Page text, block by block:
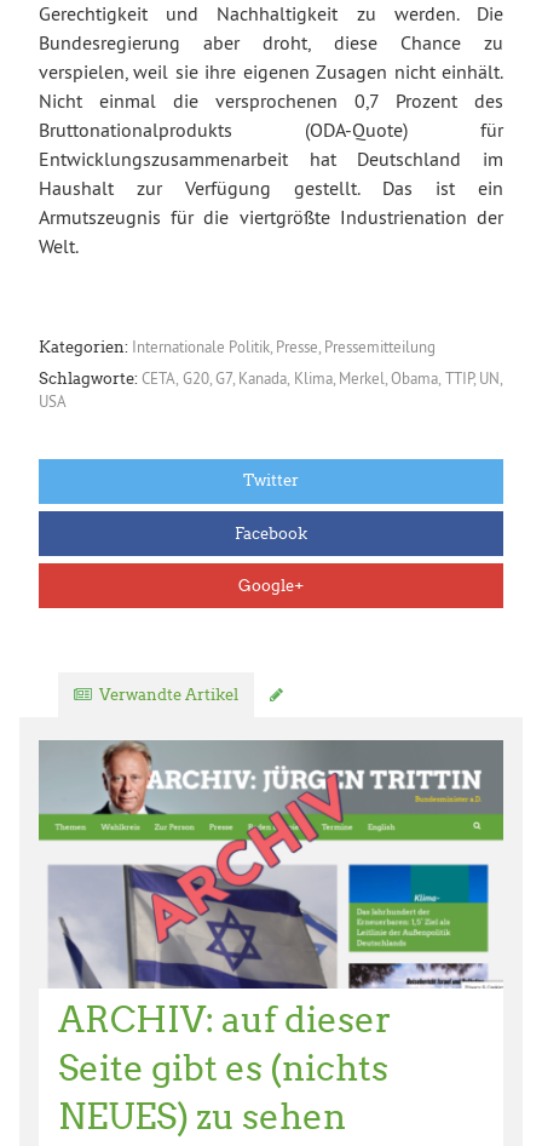
Gerechtigkeit und Nachhaltigkeit zu werden. Die
Bundesregierung aber droht, diese Chance zu
verspielen, weil sie ihre eigenen Zusagen nicht einhält.
Nicht einmal die versprochenen 0,7 Prozent des
Bruttonationalprodukts (ODA-Quote) für
Entwicklungszusammenarbeit hat Deutschland im
Haushalt zur Verfügung gestellt. Das ist ein
Armutszeugnis für die viertgrößte Industrienation der
Welt.
Kategorien: Internationale Politik, Presse, Pressemitteilung
Schlagworte: CETA G20,G7 Kanada Klima, Merkel ,Obama TTIP, UN
USA
Twitter
Facebook
Google+
Verwandte Artikel
ARCHIV: auf dieser
Seite gibt es (nichts
NEUES) zu sehen